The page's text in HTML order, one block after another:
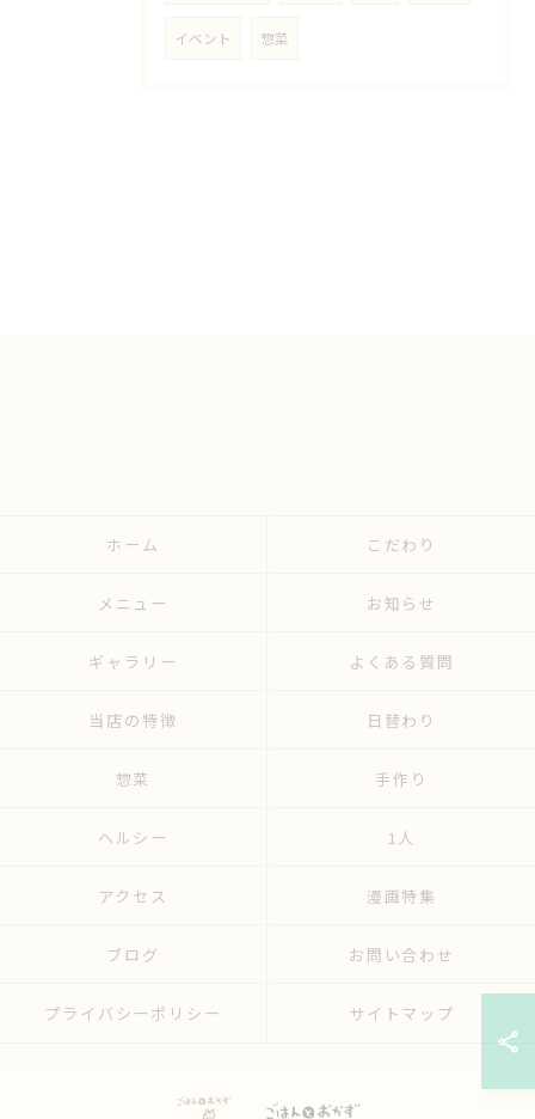
イベント 惣菜
ホーム こだわり
メニュー お知らせ
ギャラリー よくある質問
当店の特徴 日替わり
惣菜 手作り
ヘルシー 1人
アクセス 漫画特集
ブログ お問い合わせ
プライバシーポリシー サイトマップ